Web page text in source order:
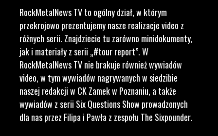
RockMetalNews TV to ogólny dział, w którym
przekrojowo prezentujemy nasze realizacje video z
różnych serii. Znajdziecie tu zarówno minidokumenty,
jak i materiały z serii „#tour report”. W
RockMetalNews TV nie brakuje również wywiadów
video, w tym wywiadów nagrywanych w siedzibie
naszej redakcji w CK Zamek w Poznaniu, a także
wywiadów z serii Six Questions Show prowadzonych
dla nas przez Filipa i Pawła z zespołu The Sixpounder.